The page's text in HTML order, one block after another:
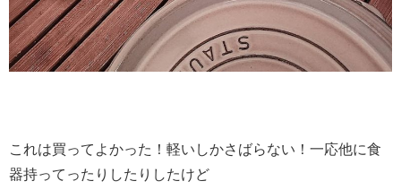
これは買ってよかった！軽いしかさばらない！一応他に食
器持ってったりしたりしたけど